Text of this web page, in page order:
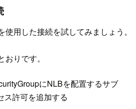
用した接続を試してみましょう。
りです。
にNLBを配置するサブ
ス許可を追加する